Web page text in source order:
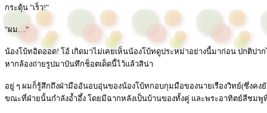
กระตุ้น "เร็ว!"
"ผม…"
น้องโบ้ทอิดออด! โอ้ เกิดมาไม่เคยเห็นน้องโบ้ทดูประหม่าอย่างนี้มาก่อน ปกติปา
หากล้องถ่ายรูปมาบันทึกช็อตเด็ดนี้ไว้แล้วสิน่า
อยู่ ๆ ผมก็รู้สึกถึงฝ่ามืออันอบอุ่นของน้องโบ้ทกอบกุมมือของนายเรืองวิทย์(ซึ่งคง
ขณะที่ฝ่ายนั้นกำลังอ้ำอึ้ง โดยมีฉากหลังเป็นบ้านของทั้งคู่ และพระอาทิตย์สีชม